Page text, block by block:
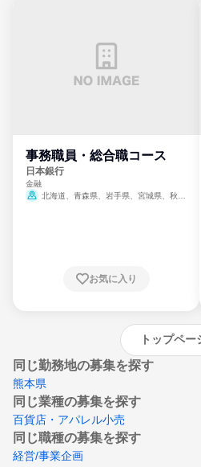
事務職員・総合職コース
日本銀行
金融
北海道、青森県、岩手県、宮城県、秋田
崎県、熊本県、大分県、宮崎県、鹿児島県、
お気に入り
トップペー
同じ勤務地の募集を探す
熊本県
同じ業種の募集を探す
百貨店・アパレル小売
同じ職種の募集を探す
経営/事業企画